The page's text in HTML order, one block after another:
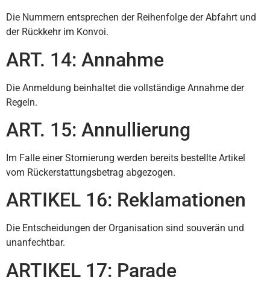
Die Nummern entsprechen der Reihenfolge der Abfahrt und
der Rückkehr im Konvoi.
ART. 14: Annahme
Die Anmeldung beinhaltet die vollständige Annahme der
Regeln.
ART. 15: Annullierung
Im Falle einer Stornierung werden bereits bestellte Artikel
vom Rückerstattungsbetrag abgezogen.
ARTIKEL 16: Reklamationen
Die Entscheidungen der Organisation sind souverän und
unanfechtbar.
ARTIKEL 17: Parade